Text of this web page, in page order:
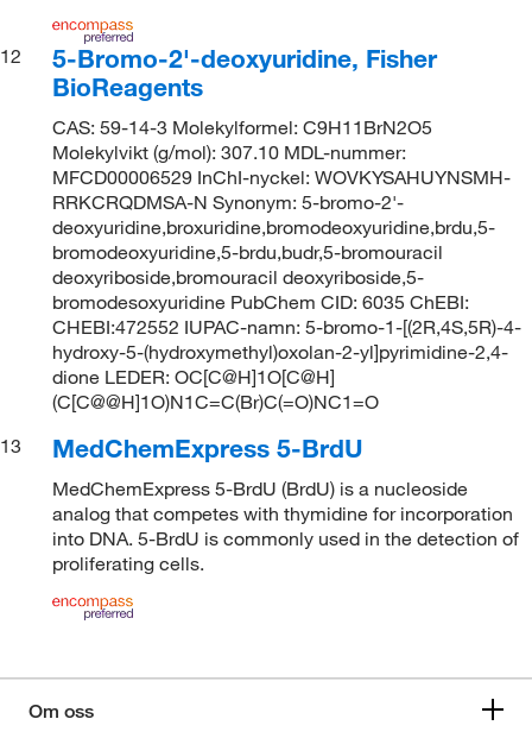
12
5-Bromo-2'-deoxyuridine, Fisher
BioReagents
CAS: 59-14-3 Molekylformel: C9H11BrN2O5
Molekylvikt (g/mol): 307.10 MDL-nummer:
MFCD00006529 InChI-nyckel: WOVKYSAHUYNSMH-
RRKCRQDMSA-N Synonym: 5-bromo-2'-
deoxyuridine,broxuridine,bromodeoxyuridine,brdu,5-
bromodeoxyuridine,5-brdu,budr,5-bromouracil
deoxyriboside,bromouracil deoxyriboside,5-
bromodesoxyuridine PubChem CID: 6035 ChEBI:
CHEBI:472552 IUPAC-namn: 5-bromo-1-[(2R,4S,5R)-4-
hydroxy-5-(hydroxymethyl)oxolan-2-yl]pyrimidine-2,4-
dione LEDER: OC[C@H]1O[C@H]
(C[C@@H]1O)N1C=C(Br)C(=O)NC1=O
13
MedChemExpress 5-BrdU
MedChemExpress 5-BrdU (BrdU) is a nucleoside
analog that competes with thymidine for incorporation
into DNA. 5-BrdU is commonly used in the detection of
proliferating cells.
Om oss